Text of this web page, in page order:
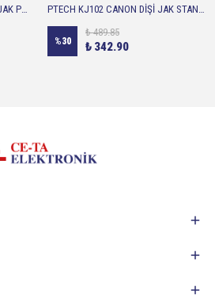
UPTECH KJ37 6,3 SEYYAR DİŞİ JAK PLASTİK (SİYAH) PTECH KJ102 CANON DİŞİ JAK STANDARTU
%30
₺ 489.85
₺ 342.90